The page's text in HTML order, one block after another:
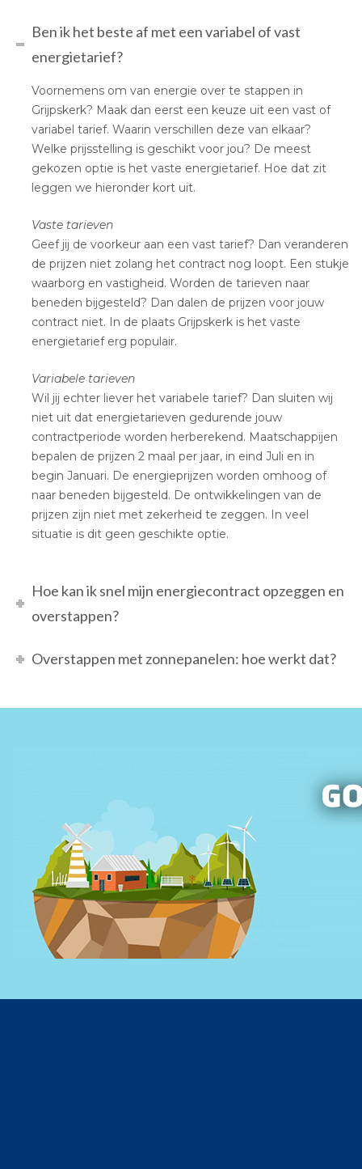
Ben ik het beste af met een variabel of vast
energietarief?
Voornemens om van energie over te stappen in
Grijpskerk? Maak dan eerst een keuze uit een vast of
variabel tarief. Waarin verschillen deze van elkaar?
Welke prijsstelling is geschikt voor jou? De meest
gekozen optie is het vaste energietarief. Hoe dat zit
leggen we hieronder kort uit.
Vaste tarieven
Geef jij de voorkeur aan een vast tarief? Dan veranderen
de prijzen niet zolang het contract nog loopt. Een stukje
waarborg en vastigheid. Worden de tarieven naar
beneden bijgesteld? Dan dalen de prijzen voor jouw
contract niet. In de plaats Grijpskerk is het vaste
energietarief erg populair.
Variabele tarieven
Wil jij echter liever het variabele tarief? Dan sluiten wij
niet uit dat energietarieven gedurende jouw
contractperiode worden herberekend. Maatschappijen
bepalen de prijzen 2 maal per jaar, in eind Juli en in
begin Januari. De energieprijzen worden omhoog of
naar beneden bijgesteld. De ontwikkelingen van de
prijzen zijn niet met zekerheid te zeggen. In veel
situatie is dit geen geschikte optie.
Hoe kan ik snel mijn energiecontract opzeggen en
overstappen?
Overstappen met zonnepanelen: hoe werkt dat?